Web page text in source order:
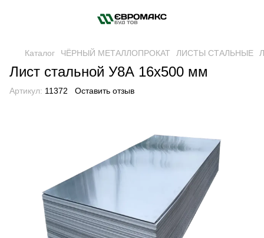
Каталог ЧЁРНЫЙ МЕТАЛЛОПРОКАТ ЛИСТЫ СТАЛЬНЫЕ
Лист стальной У8А 16х500 мм
Артикул: 11372 Оставить отзыв